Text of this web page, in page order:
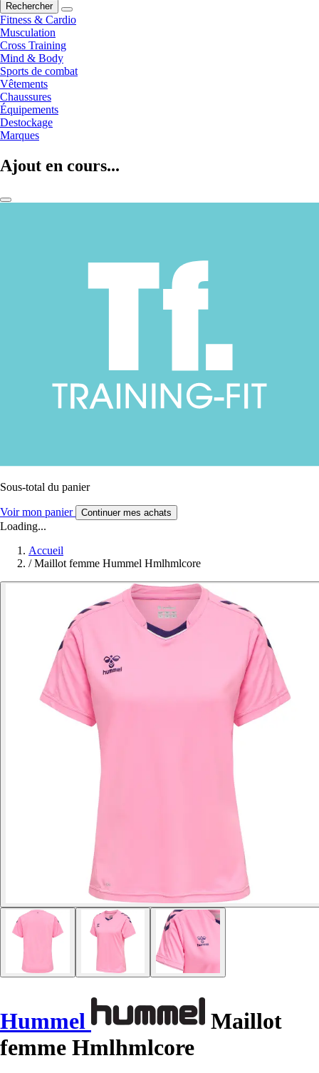
Rechercher
Fitness & Cardio
Musculation
Cross Training
Mind & Body
Sports de combat
Vêtements
Chaussures
Équipements
Destockage
Marques
Ajout en cours...
Sous-total du panier
Voir mon panier Continuer mes achats
Loading...
Accueil
/ Maillot femme Hummel Hmlhmlcore
Hummel
Maillot
femme Hmlhmlcore